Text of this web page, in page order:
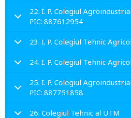
22. I. P. Colegiul
PIC: 887612954
23. I. P. Colegiul Tehnic
24. I. P. Colegiul Tehnic
25. I. P. Colegiul
PIC: 887751858
26. Colegiul Tehnic al UTM